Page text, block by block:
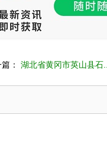
： 湖北省黄冈市英山县石